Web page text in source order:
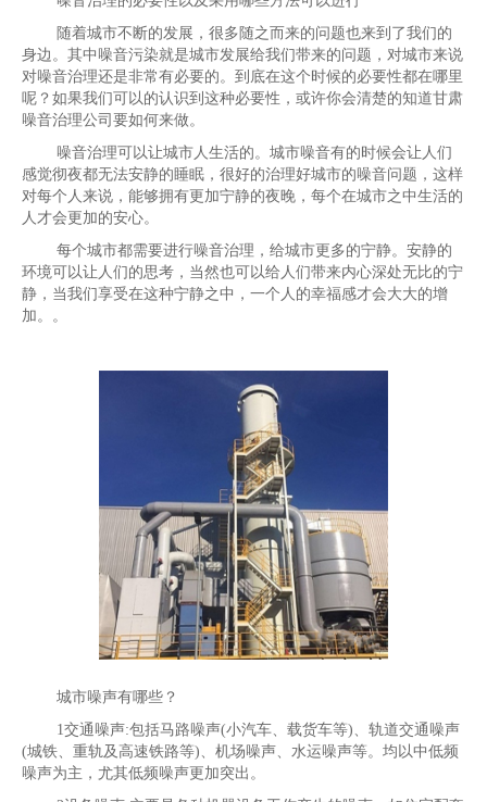
随着城市不断的发展，很多随之而来的问题也来到了我们的
身边。其中噪音污染就是城市发展给我们带来的问题，对城市来说
对噪音治理还是非常有必要的。到底在这个时候的必要性都在哪里
呢？如果我们可以的认识到这种必要性，或许你会清楚的知道甘肃
噪音治理公司要如何来做。
噪音治理可以让城市人生活的。城市噪音有的时候会让人们
感觉彻夜都无法安静的睡眠，很好的治理好城市的噪音问题，这样
对每个人来说，能够拥有更加宁静的夜晚，每个在城市之中生活的
人才会更加的安心。
每个城市都需要进行噪音治理，给城市更多的宁静。安静的
环境可以让人们的思考，当然也可以给人们带来内心深处无比的宁
静，当我们享受在这种宁静之中，一个人的幸福感才会大大的增
加。。
城市噪声有哪些？
1交通噪声:包括马路噪声(小汽车、载货车等)、轨道交通噪声
(城铁、重轨及高速铁路等)、机场噪声、水运噪声等。均以中低频
噪声为主，尤其低频噪声更加突出。